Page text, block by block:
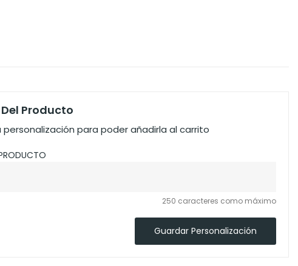
Producto
personalización para poder añadirla al carrito
250 caracteres como máximo
Guardar Personalización